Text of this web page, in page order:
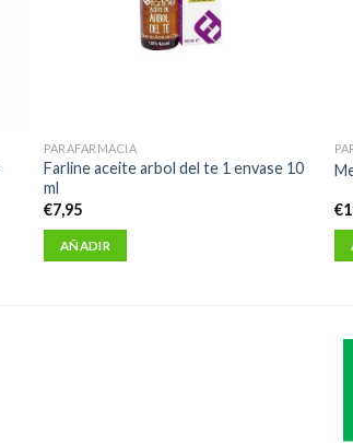
PARAFARMACIA
Farline aceite arbol del te 1 envase 10
ml
€7,95
AÑADIR
€